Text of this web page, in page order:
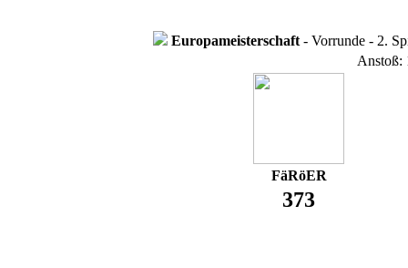
Europameisterschaft - Vorrunde - 2.
Anstoß:
FäRöER
373